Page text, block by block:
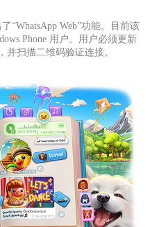
“WhatsApp Web”功能。目前该
Phone 用户。用户必须更新
并扫描二维码验证连接。